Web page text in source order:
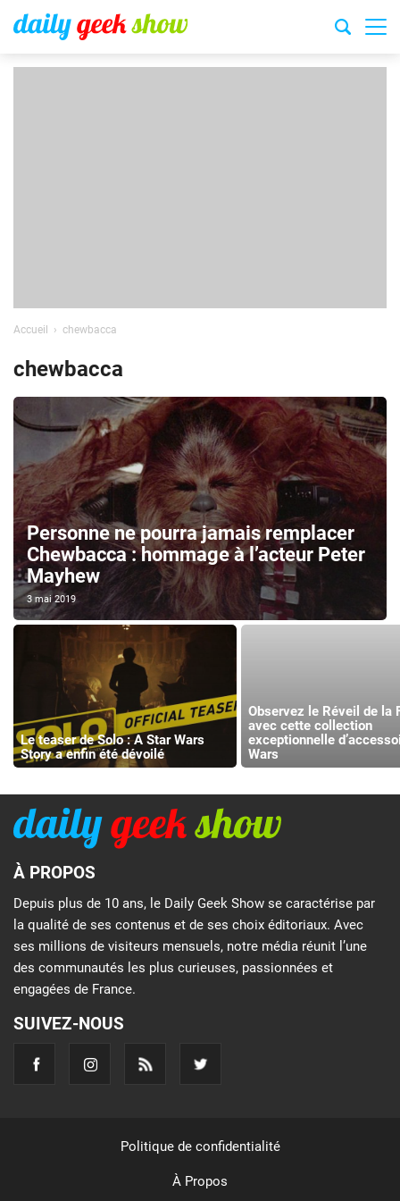
Accueil chewbacca
chewbacca
Personne ne pourra jamais remplacer
Chewbacca : hommage à l’acteur Peter
Mayhew
3 mai 2019
Le teaser de Solo : A Star Wars
Story a enfin été dévoilé
Observez le Réveil de la
avec cette collection
exceptionnelle
Wars
À PROPOS
Depuis plus de 10 ans, le Daily Geek Show se caractérise par
la qualité de ses contenus et de ses choix éditoriaux. Avec
ses millions de visiteurs mensuels, notre média réunit l’une
des communautés les plus curieuses, passionnées et
engagées de France.
SUIVEZ-NOUS
Politique de confidentialité
À Propos